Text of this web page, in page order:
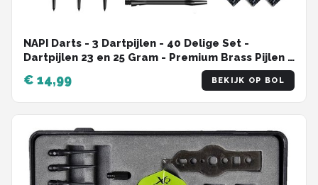
NAPI Darts - 3 Dartpijlen - 40 Delige Set -
Dartpijlen 23 en 25 Gram - Premium Brass Pijlen -
Hoge kwaliteit Steeltip - Inclusief Dart Flights - 2
Verschillende Lengtes - Inclusief Dart Case
€ 14,99 BEKIJK OP BOL